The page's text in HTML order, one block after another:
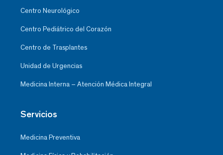
Centro Neurológico
Centro Pediátrico del Corazón
Centro de Trasplantes
Unidad de Urgencias
Medicina Interna – Atención Médica Integral
Servicios
Medicina Preventiva